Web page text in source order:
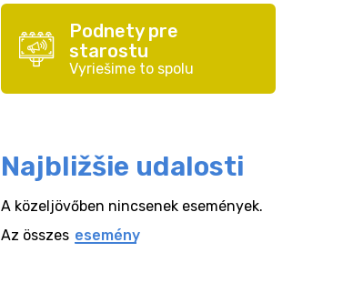
Podnety pre
starostu
Vyriešime to spolu
Najbližšie udalosti
A közeljövőben nincsenek események.
Az összes esemény